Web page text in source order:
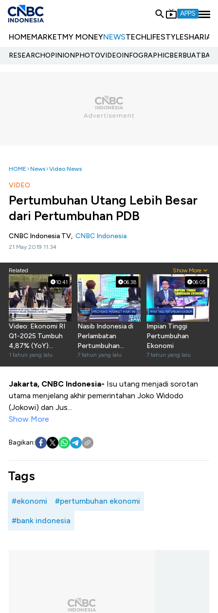
APPS
HOMEMARKETMY MONEYNEWSTECHLIFESTYLESHARIA
RESEARCHOPINIONPHOTOVIDEOINFOGRAPHIC
HOME News Video News
VIDEO
Pertumbuhan Utang Lebih Besar
dari Pertumbuhan PDB
CNBC Indonesia TV, CNBC Indonesia
21 May 2019 11:34
Related Show More
10:41
Video: Ekonomi RI
Q1-2025 Tumbuh
4,87% (YoY)
Terendah Sejak
Covid-19
1 tahun yang lalu
06:38
Nasib Indonesia di
Perlambatan
Pertumbuhan
Ekonomi Global
7 tahun yang lalu
06:05
Impian Tinggi
Pertumbuhan
Ekonomi
7 tahun yang lalu
Jakarta, CNBC Indonesia- Isu utang menjadi sorotan
utama menjelang akhir pemerintahan Joko Widodo
(Jokowi) dan Jus...
Show More
Bagikan:
Tags
#ekonomi #pertumbuhan ekonomi
#bank indonesia